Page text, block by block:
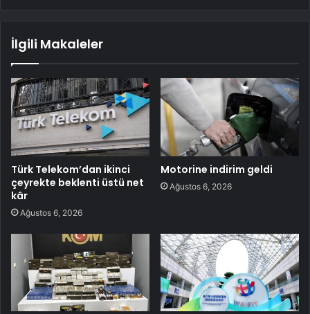
İlgili Makaleler
Türk Telekom’dan ikinci
çeyrekte beklenti üstü net
kâr
Ağustos 6, 2026
Motorine indirim geldi
Ağustos 6, 2026